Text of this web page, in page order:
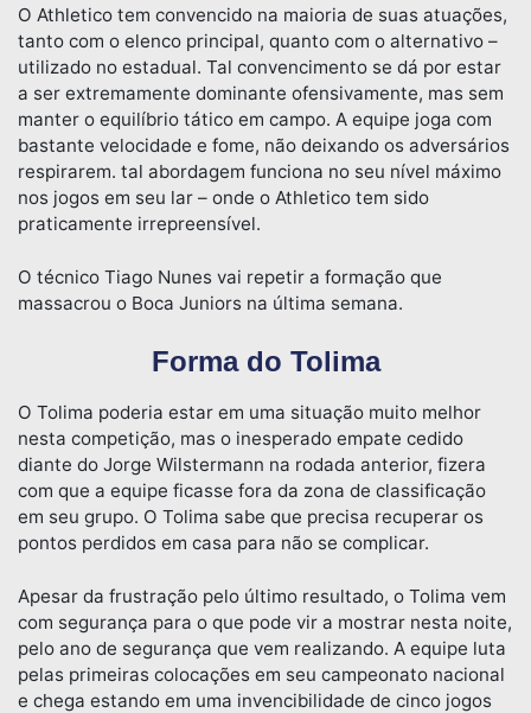
O Athletico tem convencido na maioria de suas atuações,
tanto com o elenco principal, quanto com o alternativo –
utilizado no estadual. Tal convencimento se dá por estar
a ser extremamente dominante ofensivamente, mas sem
manter o equilíbrio tático em campo. A equipe joga com
bastante velocidade e fome, não deixando os adversários
respirarem. tal abordagem funciona no seu nível máximo
nos jogos em seu lar – onde o Athletico tem sido
praticamente irrepreensível.
O técnico Tiago Nunes vai repetir a formação que
massacrou o Boca Juniors na última semana.
Forma do Tolima
O Tolima poderia estar em uma situação muito melhor
nesta competição, mas o inesperado empate cedido
diante do Jorge Wilstermann na rodada anterior, fizera
com que a equipe ficasse fora da zona de classificação
em seu grupo. O Tolima sabe que precisa recuperar os
pontos perdidos em casa para não se complicar.
Apesar da frustração pelo último resultado, o Tolima vem
com segurança para o que pode vir a mostrar nesta noite,
pelo ano de segurança que vem realizando. A equipe luta
pelas primeiras colocações em seu campeonato nacional
e chega estando em uma invencibilidade de cinco jogos